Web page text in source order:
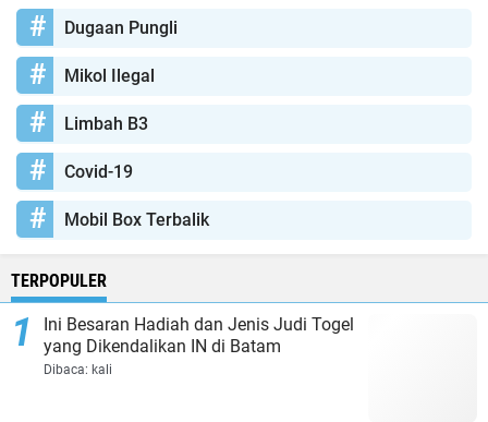
Dugaan Pungli
Mikol Ilegal
Limbah B3
Covid-19
Mobil Box Terbalik
TERPOPULER
Ini Besaran Hadiah dan Jenis Judi Togel
yang Dikendalikan IN di Batam
Dibaca: kali